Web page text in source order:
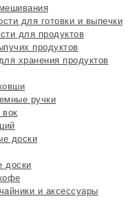
для готовки и выпечки
для продуктов
продуктов
хранения продуктов
ручки
доски
доски
и аксессуары